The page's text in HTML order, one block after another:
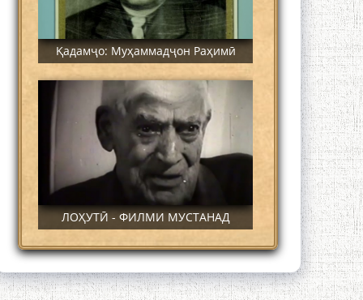
Қадамҷо: Муҳаммадҷон Раҳимӣ
ЛОҲУТӢ - ФИЛМИ МУСТАНАД